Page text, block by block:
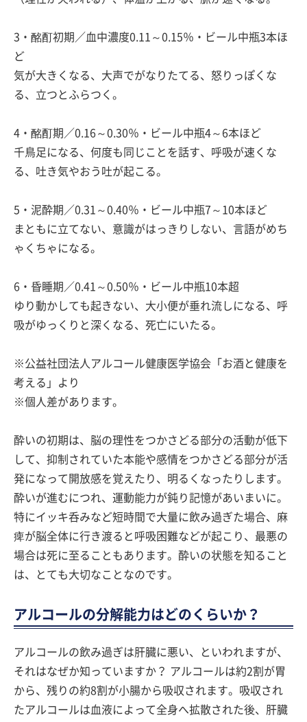
3・酩酊初期／血中濃度0.11～0.15％・ビール中瓶3本ほ
ど
気が大きくなる、大声でがなりたてる、怒りっぽくな
る、立つとふらつく。
4・酩酊期／0.16～0.30％・ビール中瓶4～6本ほど
千鳥足になる、何度も同じことを話す、呼吸が速くな
る、吐き気やおう吐が起こる。
5・泥酔期／0.31～0.40％・ビール中瓶7～10本ほど
まともに立てない、意識がはっきりしない、言語がめち
ゃくちゃになる。
6・昏睡期／0.41～0.50％・ビール中瓶10本超
ゆり動かしても起きない、大小便が垂れ流しになる、呼
吸がゆっくりと深くなる、死亡にいたる。
※公益社団法人アルコール健康医学協会「お酒と健康を
考える」より
※個人差があります。
酔いの初期は、脳の理性をつかさどる部分の活動が低下
して、抑制されていた本能や感情をつかさどる部分が活
発になって開放感を覚えたり、明るくなったりします。
酔いが進むにつれ、運動能力が鈍り記憶があいまいに。
特にイッキ呑みなど短時間で大量に飲み過ぎた場合、麻
痺が脳全体に行き渡ると呼吸困難などが起こり、最悪の
場合は死に至ることもあります。酔いの状態を知ること
は、とても大切なことなのです。
アルコールの分解能力はどのくらいか？
アルコールの飲み過ぎは肝臓に悪い、といわれますが、
それはなぜか知っていますか？ アルコールは約2割が胃
から、残りの約8割が小腸から吸収されます。吸収され
たアルコールは血液によって全身へ拡散された後、肝臓